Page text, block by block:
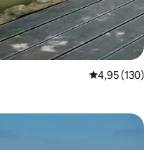
4,95 (130)